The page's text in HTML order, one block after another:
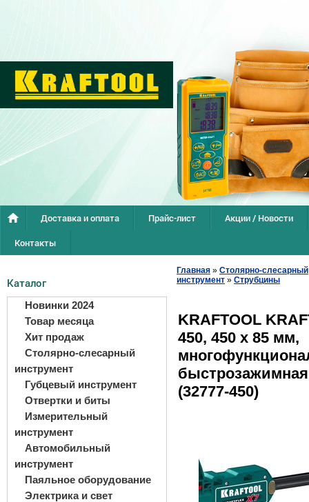
Доставка и оплата Прайс-лист
Акции / Новости
Контакты
Каталог
Новинки 2024
Товар месяца
Хит продаж
Столярно-слесарный
инструмент
Губцевый инструмент
Отвертки и биты
Измерительный
инструмент
Автомобильный
инструмент
Паяльное оборудование
Электрика и свет
Главная » Столярно-слесарный
инструмент » Струбцины
KRAFTOOL
450, 450 х 85 мм,
(32777-450)